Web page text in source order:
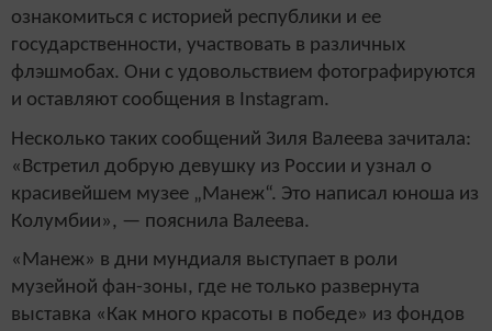
ознакомиться с историей республики и ее
государственности, участвовать в различных
флэшмобах. Они с удовольствием фотографируются
и оставляют сообщения в Instagram.
Несколько таких сообщений Зиля Валеева зачитала:
«Встретил добрую девушку из России и узнал о
красивейшем музее „Манеж“. Это написал юноша из
Колумбии», — пояснила Валеева.
«Манеж» в дни мундиаля выступает в роли
музейной фан-зоны, где не только развернута
выставка «Как много красоты в победе» из фондов